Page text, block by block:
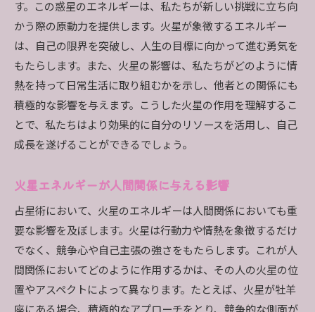
火星が持つエネルギーの源泉を理解する
火星が行動力を高めるメカニズム
火星が人生の目標達成に与える影響
行動力をサポートする火星の活用法
火星が促す革新と変革の時期
火星のエネルギーでモチベーションを維持する
占星術が示す火星のエネルギーと人生への影響
変化を促す火星の力を知る
火星の影響を受けた人生の選択と結果
火星が示す人生の挑戦と学びの機会
火星がもたらす新しい人生の展開
火星がもたらす情熱と課題への挑戦を占星術で読む
す。この惑星のエネルギーは、私たちが新しい挑戦に立ち向
かう際の原動力を提供します。火星が象徴するエネルギー
は、自己の限界を突破し、人生の目標に向かって進む勇気を
もたらします。また、火星の影響は、私たちがどのように情
熱を持って日常生活に取り組むかを示し、他者との関係にも
積極的な影響を与えます。こうした火星の作用を理解するこ
とで、私たちはより効果的に自分のリソースを活用し、自己
成長を遂げることができるでしょう。
火星エネルギーが人間関係に与える影響
占星術において、火星のエネルギーは人間関係においても重
要な影響を及ぼします。火星は行動力や情熱を象徴するだけ
でなく、競争心や自己主張の強さをもたらします。これが人
間関係においてどのように作用するかは、その人の火星の位
置やアスペクトによって異なります。たとえば、火星が牡羊